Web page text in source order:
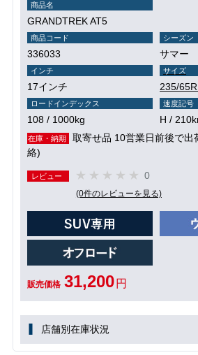
商品名
GRANDTREK AT5
商品コード
336033
シーズン
サマー
インチ
17インチ
サイズ
235/
ロードインデックス
108 / 1000kg
速度記号
H /
在庫・納期
取寄せ品 10営業日前後で出
絡)
レビュー 0
(0件のレビューを見る)
販売価格 31,200 円
店舗別在庫状況